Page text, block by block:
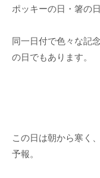
ポッキーの日・箸の
同一日付で色々な記
の日でもあります。
この日は朝から寒く
予報。